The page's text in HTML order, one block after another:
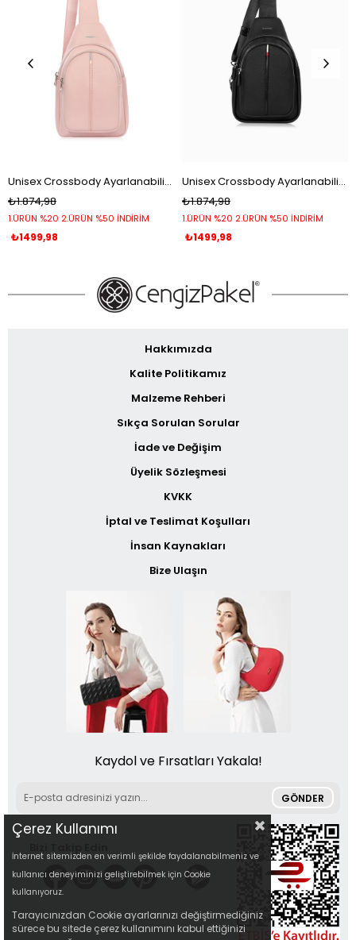
Unisex Crossbody Ayarlanabilir Geniş Askılı ve Çok Fonksiyonlu Organizer Çanta – 7208 - Pudra
₺1.874,98
1.ÜRÜN %20 2.ÜRÜN %50 İNDİRİM
₺1499,98
Unisex Crossbody Ayarlanabilir Geniş Askılı ve Çok Fonksiyonlu Organizer Çanta – 7208 - Siyah
₺1.874,98
1.ÜRÜN %20 2.ÜRÜN %50 İNDİRİM
₺1499,98
Hakkımızda
Kalite Politikamız
Malzeme Rehberi
Sıkça Sorulan Sorular
İade ve Değişim
Üyelik Sözleşmesi
KVKK
İptal ve Teslimat Koşulları
İnsan Kaynakları
Bize Ulaşın
Kaydol ve Fırsatları Yakala!
GÖNDER
Çerez Kullanımı
İnternet sitemizden en verimli şekilde faydalanabilmeniz ve
kullanıcı deneyiminizi geliştirebilmek için Cookie
kullanıyoruz.
Tarayıcınızdan Cookie ayarlarınızı değiştirmediğiniz
sürece bu sitede çerez kullanımını kabul ettiğinizi